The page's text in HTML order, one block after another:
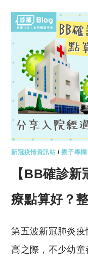
新冠疫情資訊站 /親子專欄
【BB確診
療點算好？
第五波新冠肺炎
高之際，不少幼